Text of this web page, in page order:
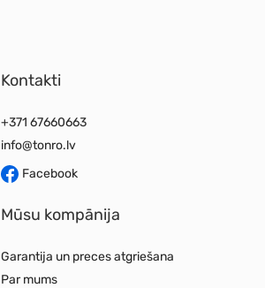
Kontakti
+371 67660663
info@tonro.lv
Facebook
Mūsu kompānija
Garantija un preces atgriešana
Par mums